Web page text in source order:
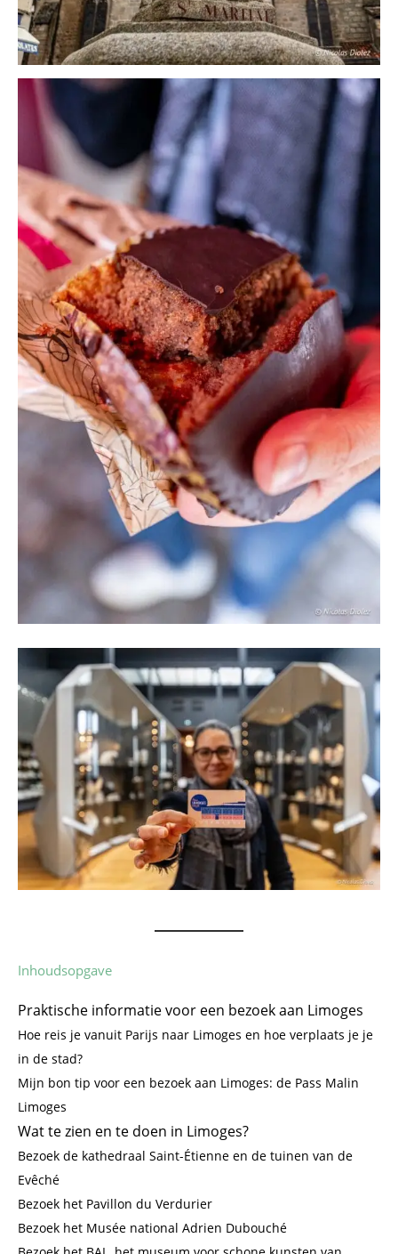
Inhoudsopgave
Praktische informatie voor een bezoek aan Limoges
Hoe reis je vanuit Parijs naar Limoges en hoe verplaats je je
in de stad?
Mijn bon tip voor een bezoek aan Limoges: de Pass Malin
Limoges
Wat te zien en te doen in Limoges?
Bezoek de kathedraal Saint-Étienne en de tuinen van de
Evêché
Bezoek het Pavillon du Verdurier
Bezoek het Musée national Adrien Dubouché